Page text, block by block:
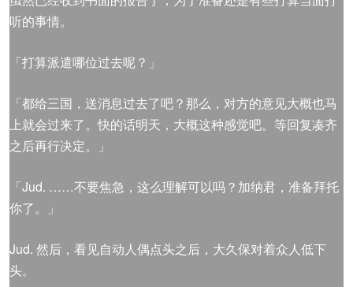
听的事情。
「打算派遣哪位过去呢？」
「都给三国，送消息过去了吧？那么，对方的意见大概也马
上就会过来了。快的话明天，大概这种感觉吧。等回复凑齐
之后再行决定。」
「Jud. ……不要焦急，这么理解可以吗？加纳君，准备拜托
你了。」
Jud. 然后，看见自动人偶点头之后，大久保对着众人低下
头。